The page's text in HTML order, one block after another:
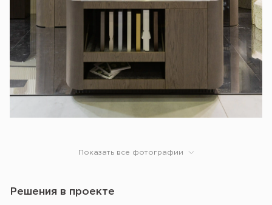
Показать все фотографии
Решения в проекте